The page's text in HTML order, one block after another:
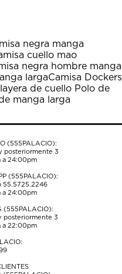
negra manga
cuello mao
negra hombre manga
largaCamisa Dockers
de cuello Polo de
manga larga
(555PALACIO):
posteriormente 3
a 24:00pm
(555PALACIO):
55.5725.2246
a 24:00pm
(555PALACIO):
posteriormente 3
a 22:00pm